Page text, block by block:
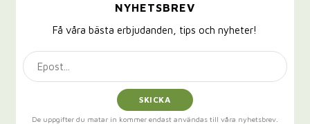
NYHETSBREV
Få våra bästa erbjudanden, tips och nyheter!
SKICKA
De uppgifter du matar in kommer endast användas till våra nyhetsbrev.